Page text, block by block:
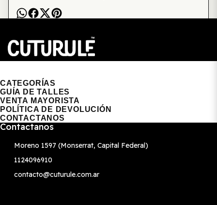
CATEGORÍAS
GUÍA DE TALLES
VENTA MAYORISTA
POLÍTICA DE DEVOLUCIÓN
CONTACTANOS
Contactanos
Moreno 1597 (Monserrat, Capital Federal)
1124096910
contacto@cuturule.com.ar